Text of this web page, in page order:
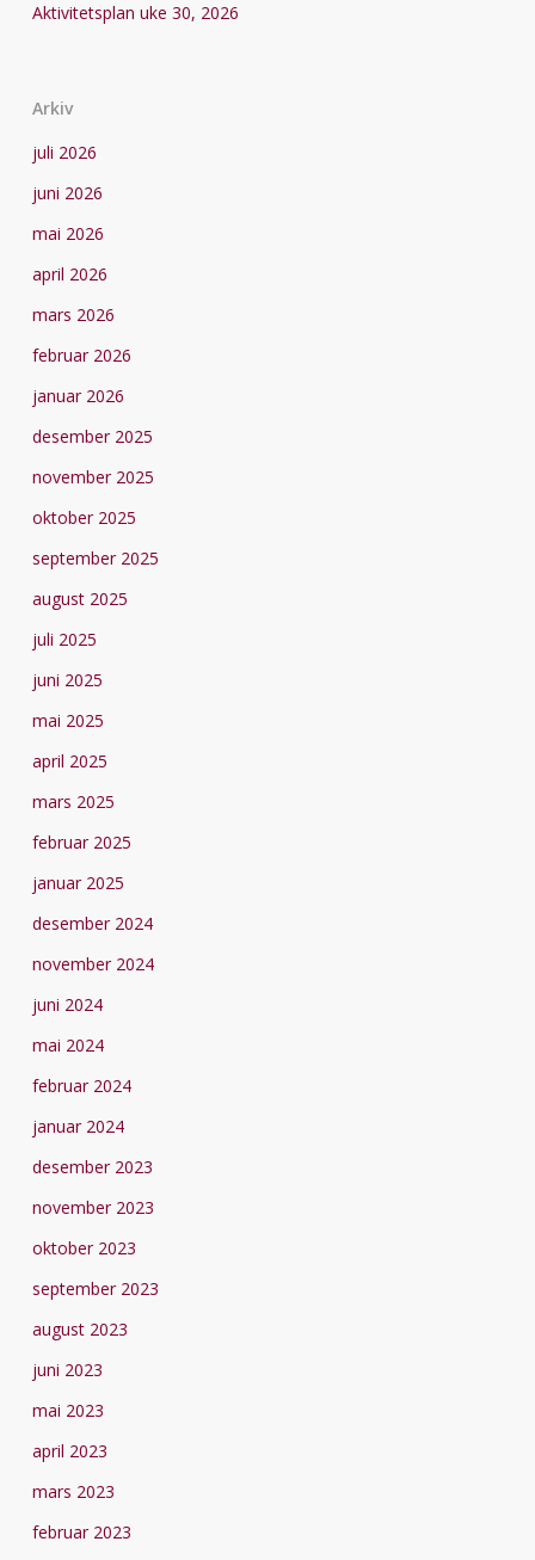
Aktivitetsplan uke 30, 2026
Arkiv
juli 2026
juni 2026
mai 2026
april 2026
mars 2026
februar 2026
januar 2026
desember 2025
november 2025
oktober 2025
september 2025
august 2025
juli 2025
juni 2025
mai 2025
april 2025
mars 2025
februar 2025
januar 2025
desember 2024
november 2024
juni 2024
mai 2024
februar 2024
januar 2024
desember 2023
november 2023
oktober 2023
september 2023
august 2023
juni 2023
mai 2023
april 2023
mars 2023
februar 2023